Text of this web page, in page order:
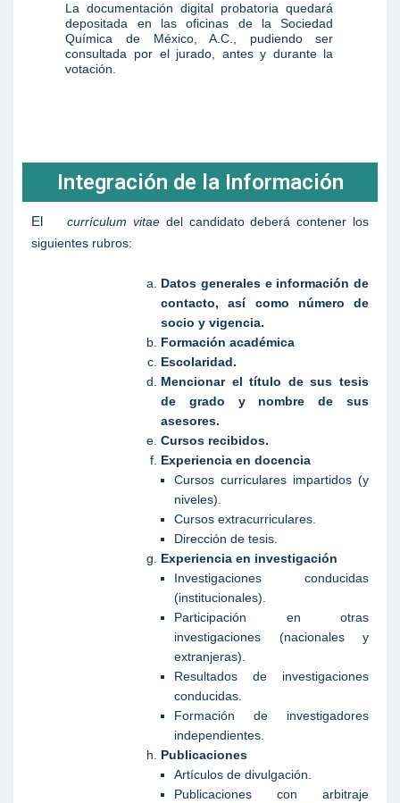
La documentación digital probatoria quedará
depositada en las oficinas de la Sociedad
Química de México, A.C., pudiendo ser
consultada por el jurado, antes y durante la
votación.
Integración de la Información
Elcurrículum vitae del candidato deberá contener los
siguientes rubros:
Datos generales e información de
contacto, así como número de
socio y vigencia.
Formación académica
Escolaridad.
Mencionar el título de sus tesis
de grado y nombre de sus
asesores.
Cursos recibidos.
Experiencia en docencia
Cursos curriculares impartidos (y
niveles).
Cursos extracurriculares.
Dirección de tesis.
Experiencia en investigación
Investigaciones conducidas
(institucionales).
Participación en otras
investigaciones (nacionales y
extranjeras).
Resultados de investigaciones
conducidas.
Formación de investigadores
independientes.
Publicaciones
Artículos de divulgación.
Publicaciones con arbitraje